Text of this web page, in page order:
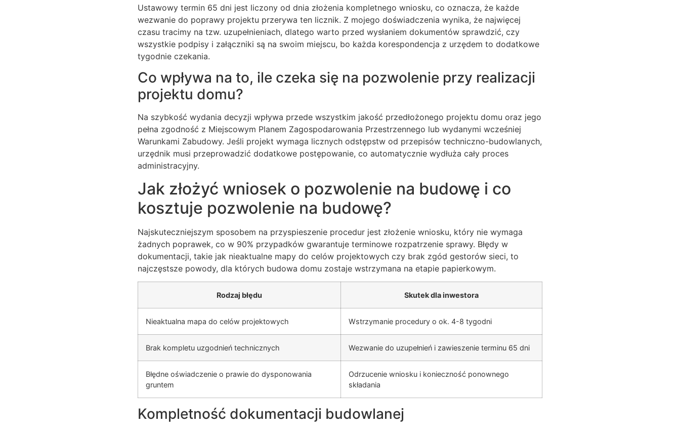
Ustawowy termin 65 dni jest liczony od dnia złożenia kompletnego wniosku, co oznacza, że każde
wezwanie do poprawy projektu przerywa ten licznik. Z mojego doświadczenia wynika, że najwięcej
czasu tracimy na tzw. uzupełnieniach, dlatego warto przed wysłaniem dokumentów sprawdzić, czy
wszystkie podpisy i załączniki są na swoim miejscu, bo każda korespondencja z urzędem to dodatkowe
tygodnie czekania.
Co wpływa na to, ile czeka się na pozwolenie przy realizacji
projektu domu?
Na szybkość wydania decyzji wpływa przede wszystkim jakość przedłożonego projektu domu oraz jego
pełna zgodność z Miejscowym Planem Zagospodarowania Przestrzennego lub wydanymi wcześniej
Warunkami Zabudowy. Jeśli projekt wymaga licznych odstępstw od przepisów techniczno-budowlanych,
urzędnik musi przeprowadzić dodatkowe postępowanie, co automatycznie wydłuża cały proces
administracyjny.
Jak złożyć wniosek o pozwolenie na budowę i co
kosztuje pozwolenie na budowę?
Najskuteczniejszym sposobem na przyspieszenie procedur jest złożenie wniosku, który nie wymaga
żadnych poprawek, co w 90% przypadków gwarantuje terminowe rozpatrzenie sprawy. Błędy w
dokumentacji, takie jak nieaktualne mapy do celów projektowych czy brak zgód gestorów sieci, to
najczęstsze powody, dla których budowa domu zostaje wstrzymana na etapie papierkowym.
Rodzaj błędu Skutek dla inwestora
Nieaktualna mapa do celów projektowych Wstrzymanie procedury o ok. 4-8 tygodni
Brak kompletu uzgodnień technicznych Wezwanie do uzupełnień i zawieszenie terminu 65 dni
Błędne oświadczenie o prawie do dysponowania
gruntem
Odrzucenie wniosku i konieczność ponownego
składania
Kompletność dokumentacji budowlanej